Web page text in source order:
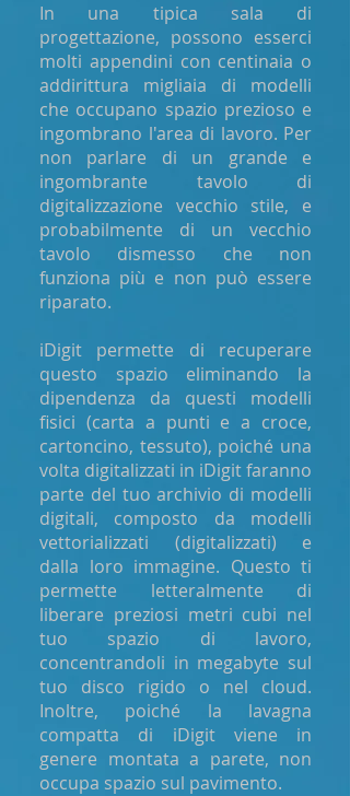
In una tipica sala di
progettazione, possono esserci
molti appendini con centinaia o
addirittura migliaia di modelli
che occupano spazio prezioso e
ingombrano l'area di lavoro. Per
non parlare di un grande e
ingombrante tavolo di
digitalizzazione vecchio stile, e
probabilmente di un vecchio
tavolo dismesso che non
funziona più e non può essere
riparato.
iDigit permette di recuperare
questo spazio eliminando la
dipendenza da questi modelli
fisici (carta a punti e a croce,
cartoncino, tessuto), poiché una
volta digitalizzati in iDigit faranno
parte del tuo archivio di modelli
digitali, composto da modelli
vettorializzati (digitalizzati) e
dalla loro immagine. Questo ti
permette letteralmente di
liberare preziosi metri cubi nel
tuo spazio di lavoro,
concentrandoli in megabyte sul
tuo disco rigido o nel cloud.
Inoltre, poiché la lavagna
compatta di iDigit viene in
genere montata a parete, non
occupa spazio sul pavimento.